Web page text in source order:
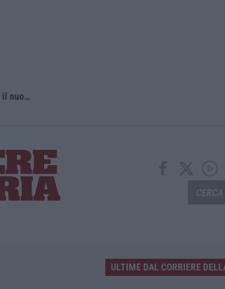
Regione Calabria, buono pasto a 8 euro e welfare per i pendolari: il CSA-Cisal promuove il nuovo contratto integrativo Esodo estivo, sabato da bollino nero:
ULTIME DAL CORRIERE